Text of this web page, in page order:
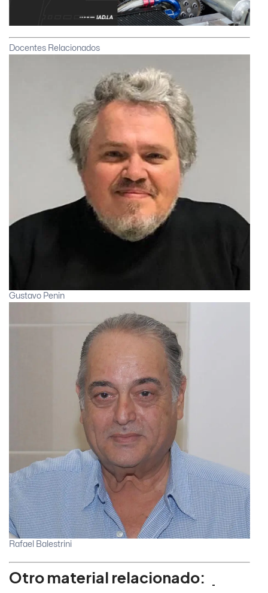
Docentes Relacionados
Gustavo Penin
Rafael Balestrini
Otro material relacionado: